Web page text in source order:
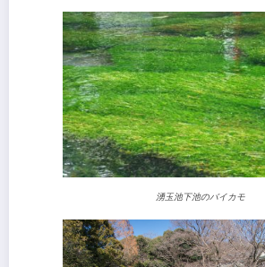
湧玉池下池のバイカモ